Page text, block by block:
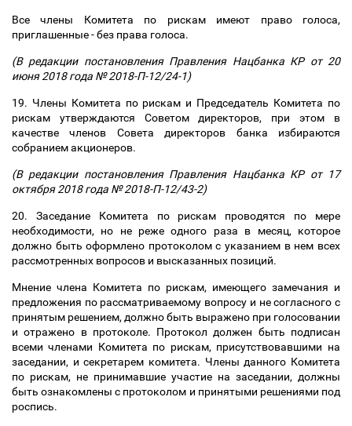
Все члены Комитета по рискам имеют право голоса,
приглашенные - без права голоса.
(В редакции постановления Правления Нацбанка КР от 20
июня 2018 года № 2018-П-12/24-1)
19. Члены Комитета по рискам и Председатель Комитета по
рискам утверждаются Советом директоров, при этом в
качестве членов Совета директоров банка избираются
собранием акционеров.
(В редакции постановления Правления Нацбанка КР от 17
октября 2018 года № 2018-П-12/43-2)
20. Заседание Комитета по рискам проводятся по мере
необходимости, но не реже одного раза в месяц, которое
должно быть оформлено протоколом с указанием в нем всех
рассмотренных вопросов и высказанных позиций.
Мнение члена Комитета по рискам, имеющего замечания и
предложения по рассматриваемому вопросу и не согласного с
принятым решением, должно быть выражено при голосовании
и отражено в протоколе. Протокол должен быть подписан
всеми членами Комитета по рискам, присутствовавшими на
заседании, и секретарем комитета. Члены данного Комитета
по рискам, не принимавшие участие на заседании, должны
быть ознакомлены с протоколом и принятыми решениями под
роспись.